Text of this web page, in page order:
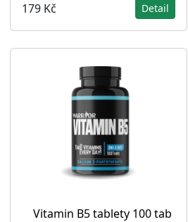
179 Kč Detail
Vitamin B5 tablety 100 tab